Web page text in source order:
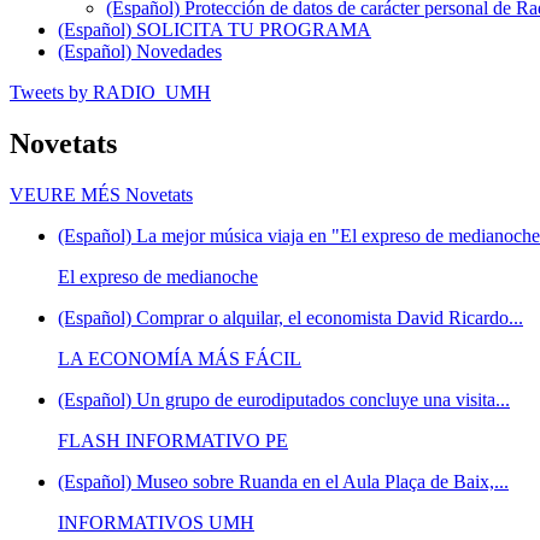
(Español) Protección de datos de carácter personal de
(Español) SOLICITA TU PROGRAMA
(Español) Novedades
Tweets by RADIO_UMH
Novetats
VEURE MÉS Novetats
(Español) La mejor música viaja en "El expreso de
El expreso de medianoche
(Español) Comprar o alquilar, el economista David Ricardo...
LA ECONOMÍA MÁS FÁCIL
(Español) Un grupo de eurodiputados concluye una visita...
FLASH INFORMATIVO PE
(Español) Museo sobre Ruanda en el Aula Plaça de Baix,...
INFORMATIVOS UMH